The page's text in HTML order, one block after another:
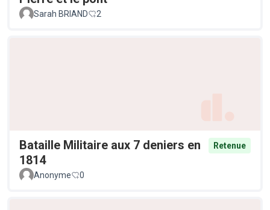
Sarah BRIAND 2
Bataille Militaire aux 7 deniers en
1814
Retenue
Anonyme 0